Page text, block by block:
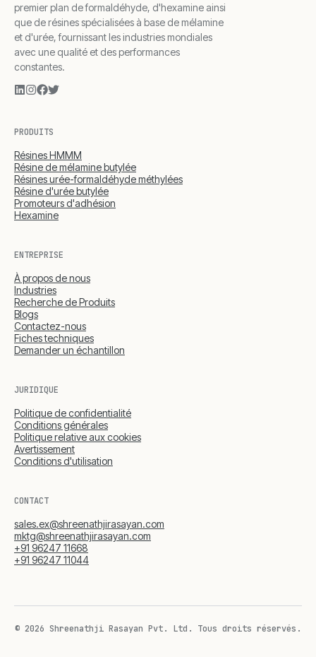
premier plan de formaldéhyde, d'hexamine ainsi
que de résines spécialisées à base de mélamine
et d'urée, fournissant les industries mondiales
avec une qualité et des performances
constantes.
PRODUITS
Résines HMMM
Résine de mélamine butylée
Résines urée-formaldéhyde méthylées
Résine d'urée butylée
Promoteurs d'adhésion
Hexamine
ENTREPRISE
À propos de nous
Industries
Recherche de Produits
Blogs
Contactez-nous
Fiches techniques
Demander un échantillon
JURIDIQUE
Politique de confidentialité
Conditions générales
Politique relative aux cookies
Avertissement
Conditions d'utilisation
CONTACT
sales.ex@shreenathjirasayan.com
mktg@shreenathjirasayan.com
+91 96247 11668
+91 96247 11044
© 2026 Shreenathji Rasayan Pvt. Ltd. Tous droits réservés.